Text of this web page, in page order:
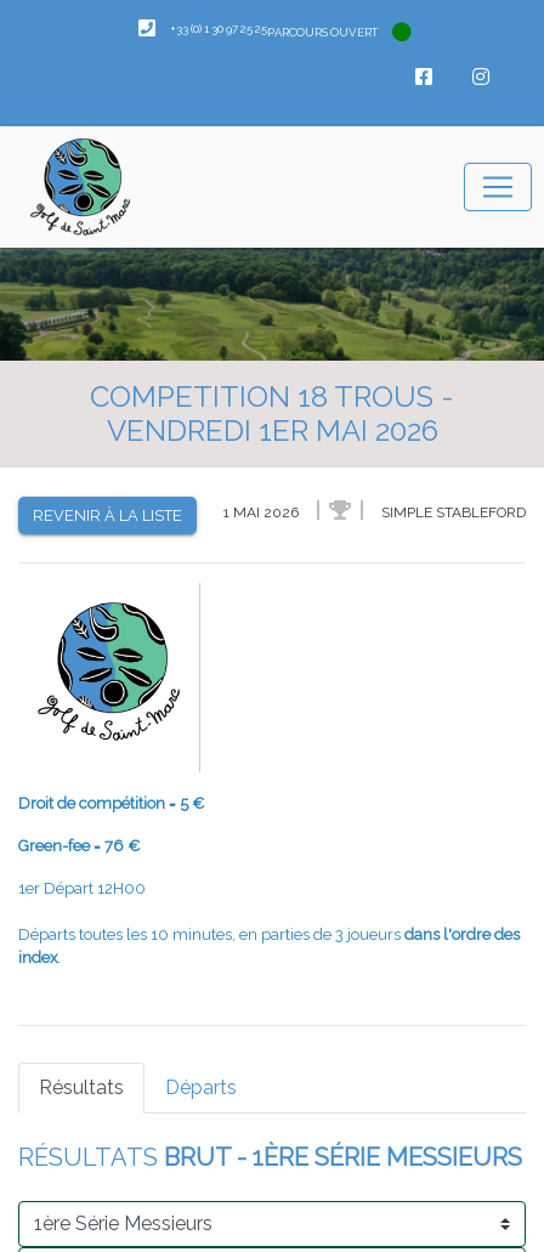
+33 (0) 1 30 97 25 25PARCOURS OUVERT
COMPETITION 18 TROUS -
VENDREDI 1ER MAI 2026
REVENIR À LA LISTE 1 MAI 2026 SIMPLE STABLEFORD
Droit de compétition = 5 €
Green-fee = 76 €
1er Départ 12H00
Départs toutes les 10 minutes, en parties de 3 joueurs dans l'ordre des
index.
Résultats Départs
RÉSULTATS BRUT - 1ÈRE SÉRIE MESSIEURS